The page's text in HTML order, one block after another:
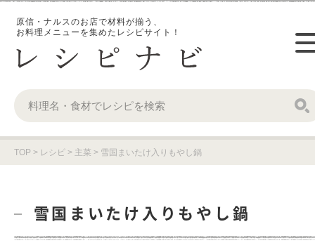
原信・ナルスのお店で材料が揃う、
お料理メニューを集めたレシピサイト！
TOP > レシピ > 主菜 > 雪国まいたけ入りもやし鍋
雪国まいたけ入りもやし鍋